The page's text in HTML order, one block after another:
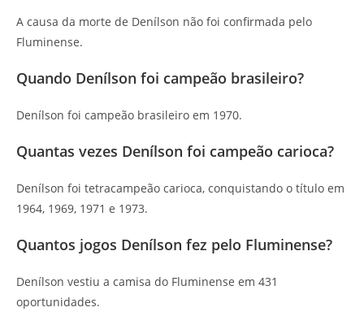
A causa da morte de Denílson não foi confirmada pelo
Fluminense.
Quando Denílson foi campeão brasileiro?
Denílson foi campeão brasileiro em 1970.
Quantas vezes Denílson foi campeão carioca?
Denílson foi tetracampeão carioca, conquistando o título em
1964, 1969, 1971 e 1973.
Quantos jogos Denílson fez pelo Fluminense?
Denílson vestiu a camisa do Fluminense em 431
oportunidades.